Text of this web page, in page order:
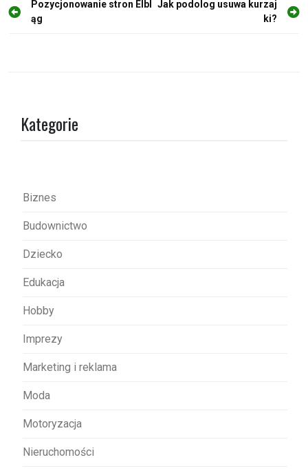
N
Pozycjonowanie stron Elbl
ąg
Jak podolog usuwa kurzaj
ki?
Kategorie
Biznes
Budownictwo
Dziecko
Edukacja
Hobby
Imprezy
Marketing i reklama
Moda
Motoryzacja
Nieruchomości